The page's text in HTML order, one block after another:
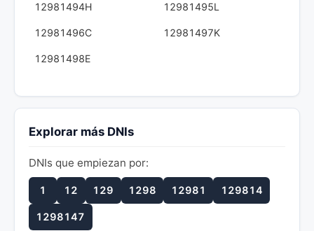
12981494H 12981495L
12981496C 12981497K
12981498E
Explorar más DNIs
DNIs que empiezan por:
1 12 129 1298 12981 129814
1298147